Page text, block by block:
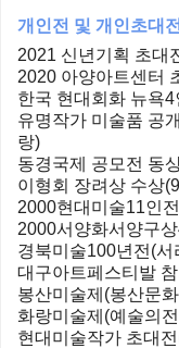
개인전 및 개인초대
2021 신년기획 초대
2020 아양아트센터
한국 현대회화 뉴욕
유명작가 미술품 공
랑)
동경국제 공모전 동
이형회 장려상 수상
2000현대미술11인
2000서양화서양구
경북미술100년전(
대구아트페스티발
봉산미술제(봉산문
화랑미술제(예술의
현대미술작가 초대